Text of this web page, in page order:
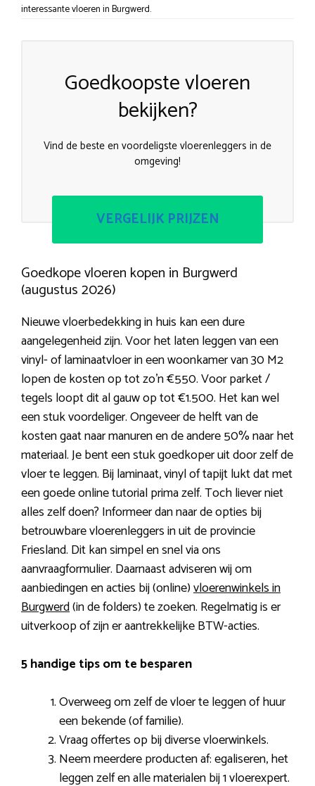
interessante vloeren in Burgwerd.
Goedkoopste vloeren
bekijken?
Vind de beste en voordeligste vloerenleggers in de
omgeving!
VERGELIJK PRIJZEN
Goedkope vloeren kopen in Burgwerd
(augustus 2026)
Nieuwe vloerbedekking in huis kan een dure
aangelegenheid zijn. Voor het laten leggen van een
vinyl- of laminaatvloer in een woonkamer van 30 M2
lopen de kosten op tot zo’n €550. Voor parket /
tegels loopt dit al gauw op tot €1.500. Het kan wel
een stuk voordeliger. Ongeveer de helft van de
kosten gaat naar manuren en de andere 50% naar het
materiaal. Je bent een stuk goedkoper uit door zelf de
vloer te leggen. Bij laminaat, vinyl of tapijt lukt dat met
een goede online tutorial prima zelf. Toch liever niet
alles zelf doen? Informeer dan naar de opties bij
betrouwbare vloerenleggers in uit de provincie
Friesland. Dit kan simpel en snel via ons
aanvraagformulier. Daarnaast adviseren wij om
aanbiedingen en acties bij (online)vloerenwinkels in
Burgwerd(in de folders) te zoeken. Regelmatig is er
uitverkoop of zijn er aantrekkelijke BTW-acties.
5 handige tips om te besparen
Overweeg om zelf de vloer te leggen of huur
een bekende (of familie).
Vraag offertes op bij diverse vloerwinkels.
Neem meerdere producten af: egaliseren, het
leggen zelf en alle materialen bij 1 vloerexpert.